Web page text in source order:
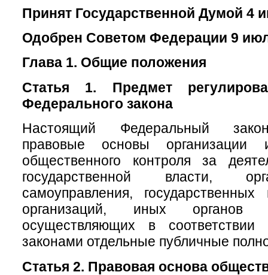
Принят Государственной Думой 4
Одобрен Советом Федерации 9
Глава 1. Общие положения
Статья 1. Предмет
Федерального закона
Настоящий Федеральный
правовые основы организации
общественного контроля за
государственной власти,
самоуправления,
организаций, иных органов
осуществляющих в
законами отдельные публичные
Статья 2. Правовая основа